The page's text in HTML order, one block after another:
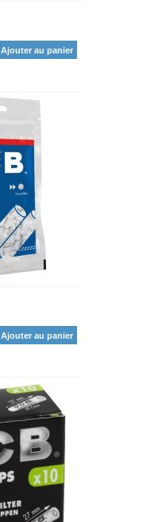
Ajouter au panier
Ajouter au panier